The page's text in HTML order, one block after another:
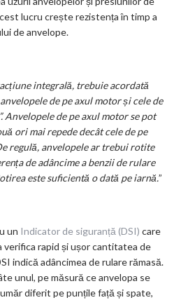
lucru crește rezistența în timp a
de anvelope.
integrală, trebuie acordată
de pe axul motor și cele de
Anvelopele de pe axul motor se pot
ori mai repede decât cele de pe
regulă, anvelopele ar trebui rotite
de adâncime a benzii de rulare
este suficientă o dată pe iarnă.”
un Indicator de siguranță (DSI) care
rapid și ușor cantitatea de
indică adâncimea de rulare rămasă.
unul, pe măsură ce anvelopa se
diferit pe punțile față și spate,